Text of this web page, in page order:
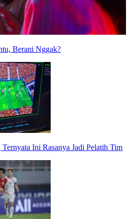
Berani Nggak?
Ini Rasanya Jadi Pelatih Tim